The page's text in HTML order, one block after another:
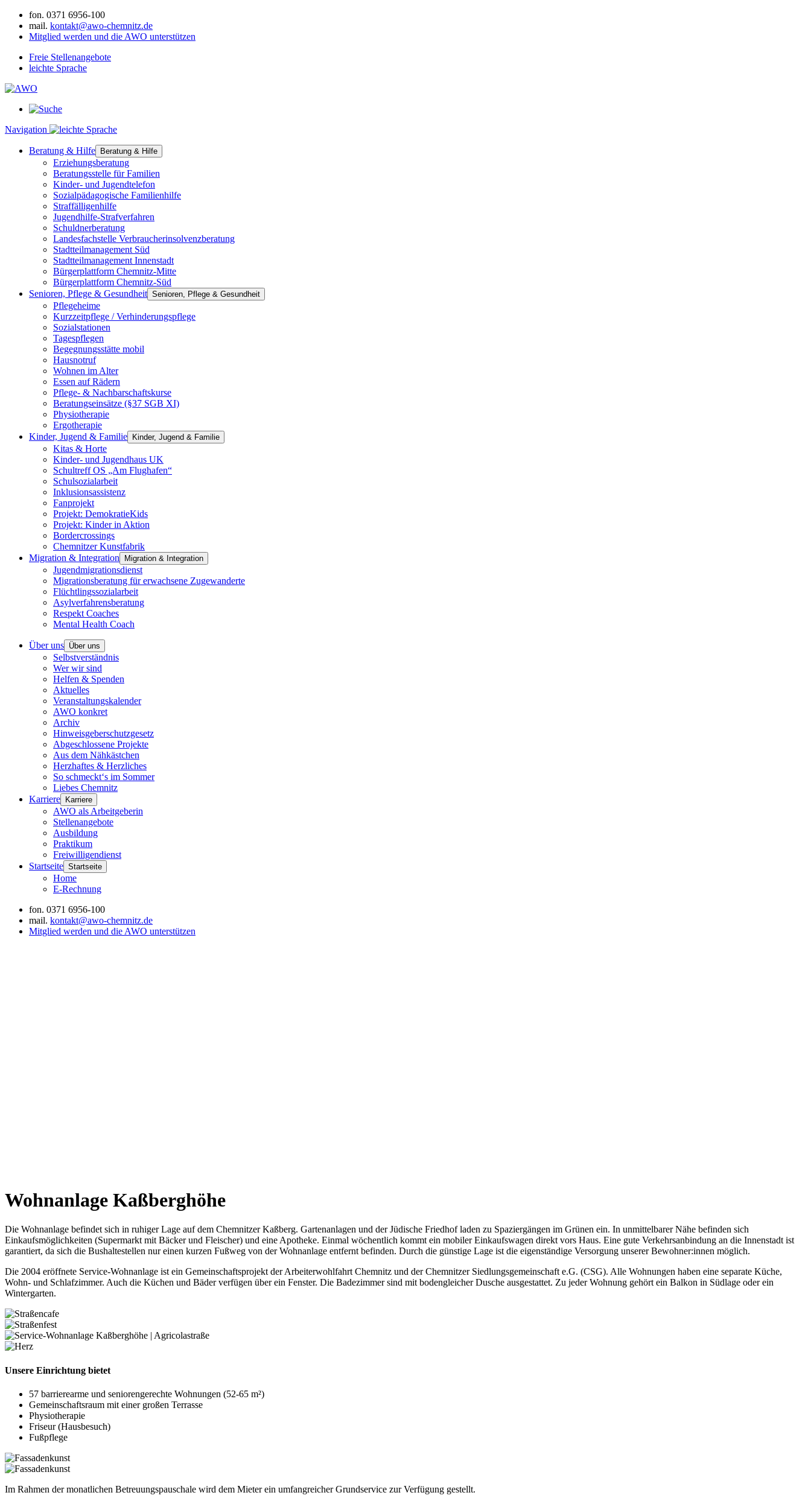
fon. 0371 6956-100
mail. kontakt@awo-chemnitz.de
Mitglied werden und die AWO unterstützen
Freie Stellenangebote
leichte Sprache
Navigation
Beratung & Hilfe Beratung & Hilfe
Erziehungsberatung
Beratungsstelle für Familien
Kinder- und Jugendtelefon
Sozialpädagogische Familienhilfe
Straffälligenhilfe
Jugendhilfe-Strafverfahren
Schuldnerberatung
Landesfachstelle Verbraucherinsolvenzberatung
Stadtteilmanagement Süd
Stadtteilmanagement Innenstadt
Bürgerplattform Chemnitz-Mitte
Bürgerplattform Chemnitz-Süd
Senioren, Pflege & Gesundheit Senioren, Pflege & Gesundheit
Pflegeheime
Kurzzeitpflege / Verhinderungspflege
Sozialstationen
Tagespflegen
Begegnungsstätte mobil
Hausnotruf
Wohnen im Alter
Essen auf Rädern
Pflege- & Nachbarschaftskurse
Beratungseinsätze (§37 SGB XI)
Physiotherapie
Ergotherapie
Kinder, Jugend & Familie
Kinder, Jugend & Familie
Kitas & Horte
Kinder- und Jugendhaus UK
Schultreff OS „Am Flughafen“
Schulsozialarbeit
Inklusionsassistenz
Fanprojekt
Projekt: DemokratieKids
Projekt: Kinder in Aktion
Bordercrossings
Chemnitzer Kunstfabrik
Migration & Integration
Migration & Integration
Jugendmigrationsdienst
Migrationsberatung für erwachsene Zugewanderte
Flüchtlingssozialarbeit
Asylverfahrensberatung
Respekt Coaches
Mental Health Coach
Über uns Über uns
Selbstverständnis
Wer wir sind
Helfen & Spenden
Aktuelles
Veranstaltungskalender
AWO konkret
Archiv
Hinweisgeberschutzgesetz
Abgeschlossene Projekte
Aus dem Nähkästchen
Herzhaftes & Herzliches
So schmeckt‘s im Sommer
Liebes Chemnitz
Karriere
Karriere
AWO als Arbeitgeberin
Stellenangebote
Ausbildung
Praktikum
Freiwilligendienst
Startseite Startseite
Home
E-Rechnung
fon. 0371 6956-100
mail. kontakt@awo-chemnitz.de
Mitglied werden und die AWO unterstützen
Wohnanlage Kaßberghöhe
Die Wohnanlage befindet sich in ruhiger Lage auf dem Chemnitzer Kaßberg. Gartenanlagen und der Jüdische Friedhof laden zu Spaziergängen im Grünen ein. In unmittelbarer Nähe befinden sich
Einkaufsmöglichkeiten (Supermarkt mit Bäcker und Fleischer) und eine Apotheke. Einmal wöchentlich kommt ein mobiler Einkaufswagen direkt vors Haus. Eine gute Verkehrsanbindung an die Innenstadt ist
garantiert, da sich die Bushaltestellen nur einen kurzen Fußweg von der Wohnanlage entfernt befinden. Durch die günstige Lage ist die eigenständige Versorgung unserer Bewohner:innen möglich.
Die 2004 eröffnete Service-Wohnanlage ist ein Gemeinschaftsprojekt der Arbeiterwohlfahrt Chemnitz und der Chemnitzer Siedlungsgemeinschaft e.G. (CSG). Alle Wohnungen haben eine separate Küche,
Wohn- und Schlafzimmer. Auch die Küchen und Bäder verfügen über ein Fenster. Die Badezimmer sind mit bodengleicher Dusche ausgestattet. Zu jeder Wohnung gehört ein Balkon in Südlage oder ein
Wintergarten.
Unsere Einrichtung bietet
57 barrierearme und seniorengerechte Wohnungen (52-65 m²)
Gemeinschaftsraum mit einer großen Terrasse
Physiotherapie
Friseur (Hausbesuch)
Fußpflege
Im Rahmen der monatlichen Betreuungspauschale wird dem Mieter ein umfangreicher Grundservice zur Verfügung gestellt.